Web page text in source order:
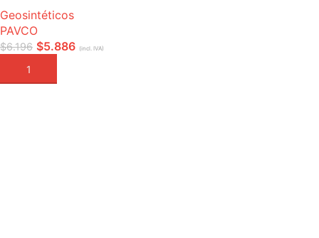
Geosintéticos
PAVCO
$6.196 $5.886 (incl. IVA)
AÑADIR A LA CESTA